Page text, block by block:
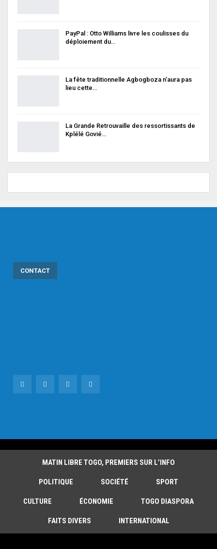
PayPal : Otto Williams livre les coulisses du
déploiement du…
La fête traditionnelle Agbogboza n’aura pas
lieu cette…
La Grande Retrouvaille des ressortissants de
Kplélé Govié…
CONTACT
MATIN LIBRE TOGO, PREMIERS SUR L’INFO
POLITIQUE SOCIÉTÉ SPORT
CULTURE ÉCONOMIE TOGO DIASPORA
FAITS DIVERS INTERNATIONAL